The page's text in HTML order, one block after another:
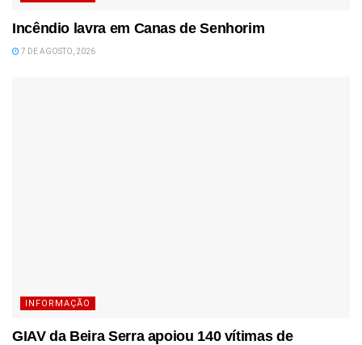
Incêndio lavra em Canas de Senhorim
7 DE AGOSTO, 2026
INFORMAÇÃO
GIAV da Beira Serra apoiou 140 vítimas de